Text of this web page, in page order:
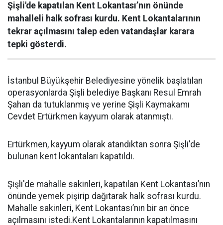
Şişli'de kapatılan Kent Lokantası’nın önünde
mahalleli halk sofrası kurdu. Kent Lokantalarının
tekrar açılmasını talep eden vatandaşlar karara
tepki gösterdi.
İstanbul Büyükşehir Belediyesine yönelik başlatılan
operasyonlarda Şişli belediye Başkanı Resul Emrah
Şahan da tutuklanmış ve yerine Şişli Kaymakamı
Cevdet Ertürkmen kayyum olarak atanmıştı.
Ertürkmen, kayyum olarak atandıktan sonra Şişli'de
bulunan kent lokantaları kapatıldı.
Şişli'de mahalle sakinleri, kapatılan Kent Lokantası’nın
önünde yemek pişirip dağıtarak halk sofrası kurdu.
Mahalle sakinleri, Kent Lokantası’nın bir an önce
açılmasını istedi.Kent Lokantalarının kapatılmasını